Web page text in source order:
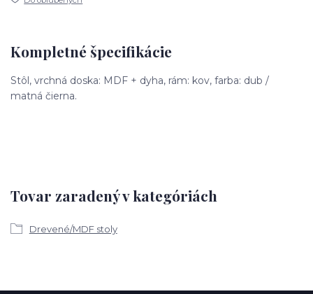
Kompletné špecifikácie
Stôl, vrchná doska: MDF + dyha, rám: kov, farba: dub /
matná čierna.
Tovar zaradený v kategóriách
Drevené/MDF stoly